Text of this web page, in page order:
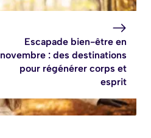
Escapade bien-être en
novembre : des destinations
pour régénérer corps et
esprit